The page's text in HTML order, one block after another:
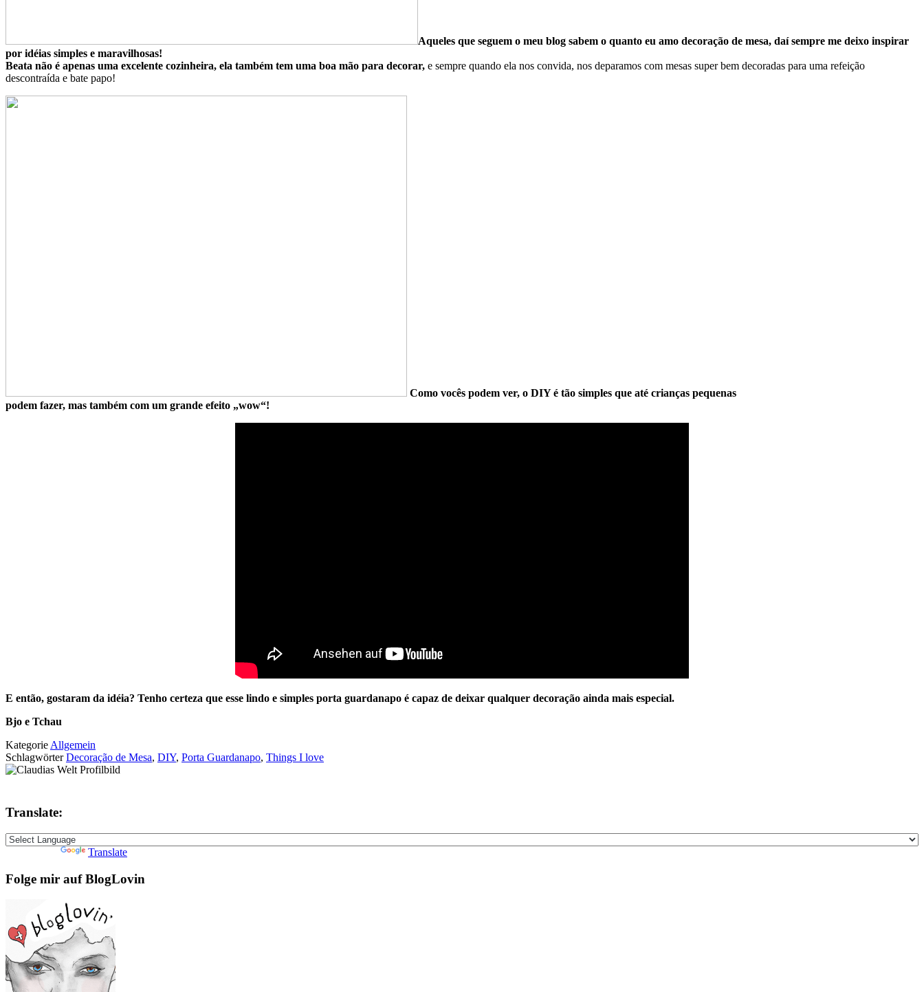
Aqueles que seguem o meu blog sabem o quanto eu amo decoração de mesa, daí sempre me deixo inspirar
por idéias simples e maravilhosas!
Beata não é apenas uma excelente cozinheira, ela também tem uma boa mão para decorar, e sempre quando ela nos convida, nos deparamos com ​​mesas super bem decoradas para uma refeição
descontraída e bate papo!
Como vocês podem ver, o DIY é tão simples que até crianças pequenas
podem fazer, mas também com um grande efeito „wow“!
E então, gostaram da idéia? Tenho certeza que esse lindo e simples porta guardanapo é capaz de deixar qualquer decoração ainda mais especial.
Bjo e Tchau
Kategorie Allgemein
SchlagwörterDecoração de Mesa, DIY, Porta Guardanapo, Things I love
Translate:
Translate
Folge mir auf BlogLovin